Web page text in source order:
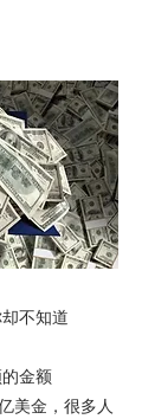
不知道
金额
美金，很多人